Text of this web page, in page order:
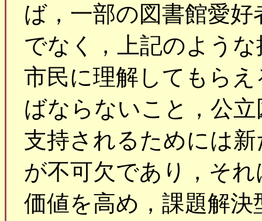
ば，一部の図書館愛
でなく，上記のよう
市民に理解してもら
ばならないこと，公
支持されるためには
が不可欠であり，そ
価値を高め，課題解